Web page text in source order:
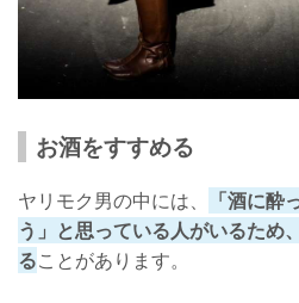
お酒をすすめる
ヤリモク男の中には、
「酒に酔
う」と思っている人がいるため
ることがあります。